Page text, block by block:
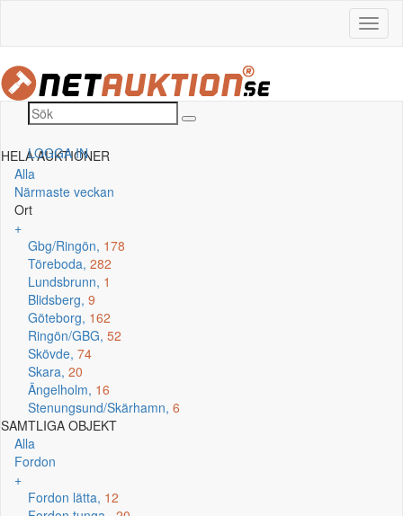
LOGGA IN
HELA AUKTIONER
Alla
Närmaste veckan
Ort
+
Gbg/Ringön, 178
Töreboda, 282
Lundsbrunn, 1
Blidsberg, 9
Göteborg, 162
Ringön/GBG, 52
Skövde, 74
Skara, 20
Ängelholm, 16
Stenungsund/Skärhamn, 6
SAMTLIGA OBJEKT
Alla
Fordon
+
Fordon lätta, 12